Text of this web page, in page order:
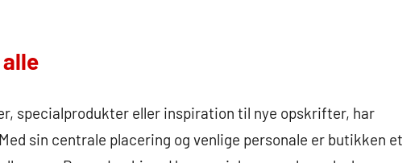
specialprodukter eller inspiration til nye opskrifter, har
sin centrale placering og venlige personale er butikken et